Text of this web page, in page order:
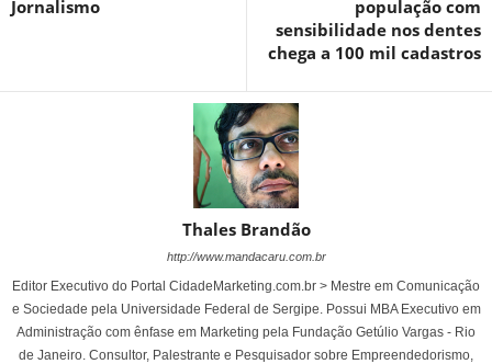
Jornalismo
população com
sensibilidade nos dentes
chega a 100 mil cadastros
Thales Brandão
http://www.mandacaru.com.br
Editor Executivo do Portal CidadeMarketing.com.br > Mestre em Comunicação
e Sociedade pela Universidade Federal de Sergipe. Possui MBA Executivo em
Administração com ênfase em Marketing pela Fundação Getúlio Vargas - Rio
de Janeiro. Consultor, Palestrante e Pesquisador sobre Empreendedorismo,